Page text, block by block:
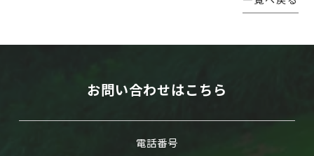
お問い合わせはこちら
電話番号